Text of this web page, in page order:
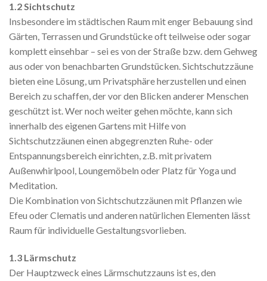
1.2 Sichtschutz
Insbesondere im städtischen Raum mit enger Bebauung sind
Gärten, Terrassen und Grundstücke oft teilweise oder sogar
komplett einsehbar – sei es von der Straße bzw. dem Gehweg
aus oder von benachbarten Grundstücken. Sichtschutzzäune
bieten eine Lösung, um Privatsphäre herzustellen und einen
Bereich zu schaffen, der vor den Blicken anderer Menschen
geschützt ist. Wer noch weiter gehen möchte, kann sich
innerhalb des eigenen Gartens mit Hilfe von
Sichtschutzzäunen einen abgegrenzten Ruhe- oder
Entspannungsbereich einrichten, z.B. mit privatem
Außenwhirlpool, Loungemöbeln oder Platz für Yoga und
Meditation.
Die Kombination von Sichtschutzzäunen mit Pflanzen wie
Efeu oder Clematis und anderen natürlichen Elementen lässt
Raum für individuelle Gestaltungsvorlieben.
1.3 Lärmschutz
Der Hauptzweck eines Lärmschutzzauns ist es, den